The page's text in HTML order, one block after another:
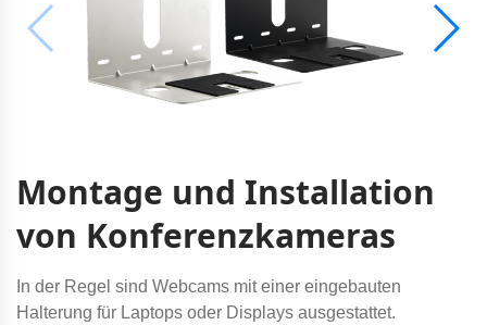
Montage und Installation
von Konferenzkameras
In der Regel sind Webcams mit einer eingebauten
Halterung für Laptops oder Displays ausgestattet.